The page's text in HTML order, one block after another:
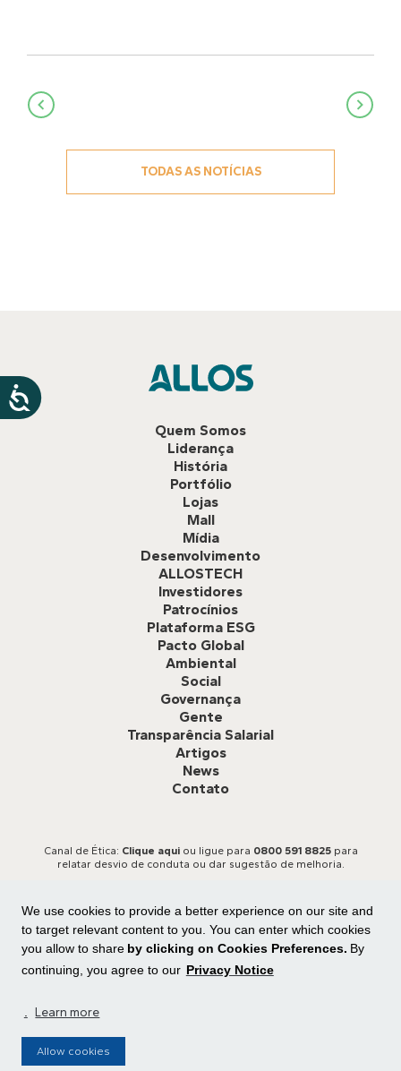
We use cookies to provide a better experience on our site and
to target relevant content to you. You can enter which cookies
you allow to share by clicking on Cookies Preferences. By
continuing, you agree to our Privacy Notice
. Learn more
Allow cookies
Navegação
TODAS AS NOTÍCIAS
Quem Somos
Liderança
História
Portfólio
Lojas
Mall
Mídia
Desenvolvimento
ALLOSTECH
Investidores
Patrocínios
Plataforma ESG
Pacto Global
Ambiental
Social
Governança
Gente
Transparência Salarial
Artigos
News
Contato
Canal de Ética: Clique aquiou ligue para 0800 591 8825para
relatar desvio de conduta ou dar sugestão de melhoria.
Todos os direitos reservados
Central de privacidade